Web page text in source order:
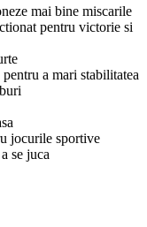
mai bine miscarile
pentru victorie si
a mari stabilitatea
jocurile sportive
se juca